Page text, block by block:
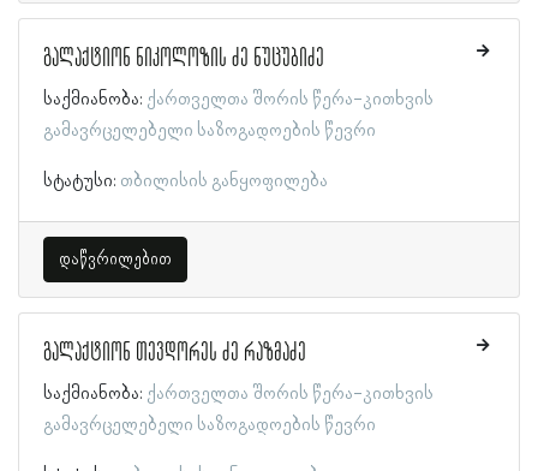
გალაქტიონ ნიკოლოზის ძე ნუცუბიძე
საქმიანობა: ქართველთა შორის წერა-კითხვის
გამავრცელებელი საზოგადოების წევრი
სტატუსი: თბილისის განყოფილება
დაწვრილებით
გალაქტიონ თევდორეს ძე რაზმაძე
საქმიანობა: ქართველთა შორის წერა-კითხვის
გამავრცელებელი საზოგადოების წევრი